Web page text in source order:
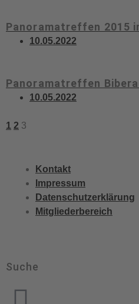
Panoramatreffen 2015
10.05.2022
Panoramatreffen
10.05.2022
1 2 3
Kontakt
Impressum
Datenschutzerklärung
Mitgliederbereich
Suche